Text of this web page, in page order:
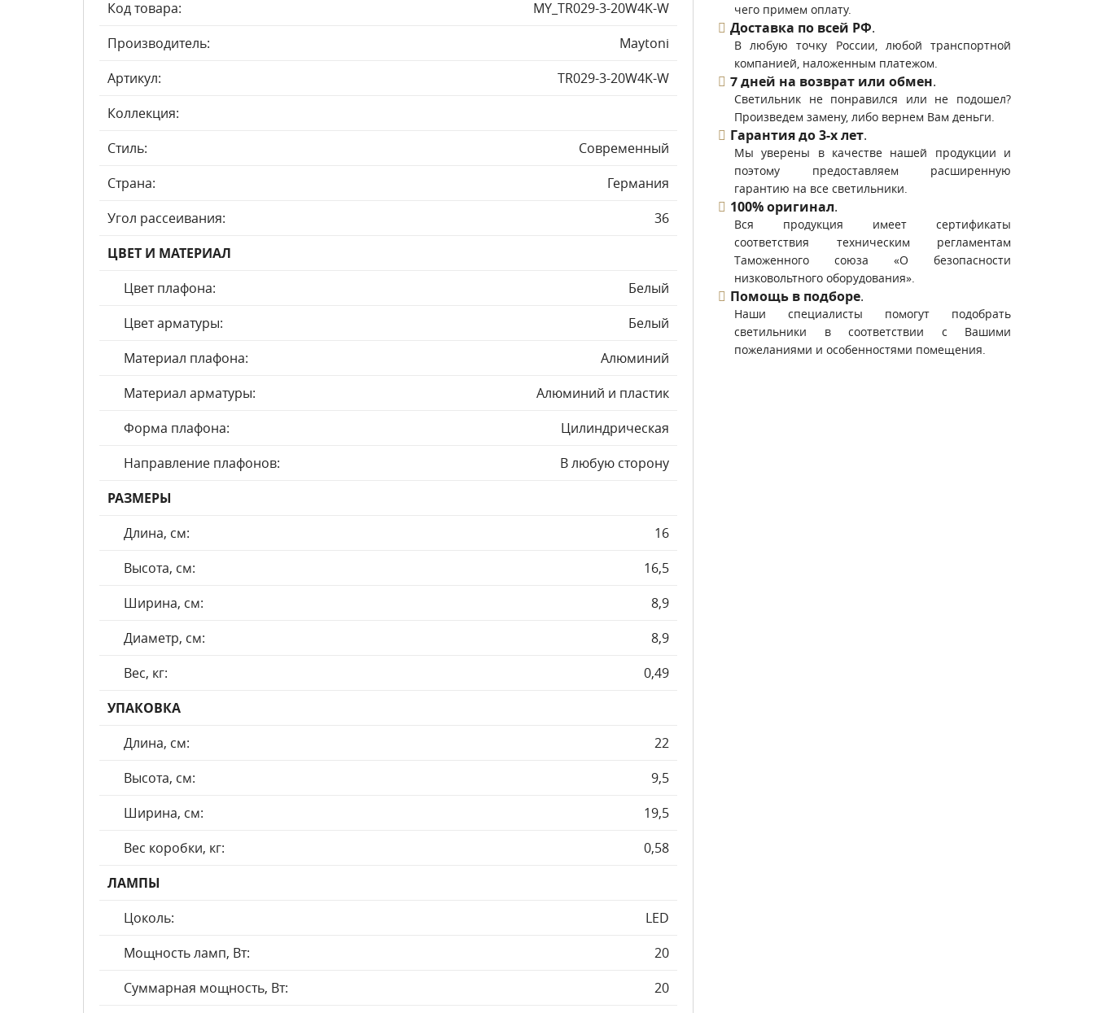
Код товара:
MY_TR029-3-20W4K-W
Производитель:
Maytoni
Артикул:
TR029-3-20W4K-W
Коллекция:
Стиль:
Современный
Страна:
Германия
Угол рассеивания:
36
ЦВЕТ И МАТЕРИАЛ
Цвет плафона:
Белый
Цвет арматуры:
Белый
Материал плафона:
Алюминий
Материал арматуры:
Алюминий и пластик
Форма плафона:
Цилиндрическая
Направление плафонов:
В любую сторону
РАЗМЕРЫ
Длина, см:
16
Высота, см:
16,5
Ширина, см:
8,9
Диаметр, см:
8,9
Вес, кг:
0,49
УПАКОВКА
Длина, см:
22
Высота, см:
9,5
Ширина, см:
19,5
Вес коробки, кг:
0,58
ЛАМПЫ
Цоколь:
LED
Мощность ламп, Вт:
20
Суммарная мощность, Вт:
20
чего примем оплату.
Доставка по всей РФ.
В любую точку России, любой транспортной
компанией, наложенным платежом.
7 дней на возврат или обмен.
Светильник не понравился или не подошел?
Произведем замену, либо вернем Вам деньги.
Гарантия до 3-х лет.
Мы уверены в качестве нашей продукции и
поэтому предоставляем расширенную
гарантию на все светильники.
100% оригинал.
Вся продукция имеет сертификаты
соответствия техническим регламентам
Таможенного союза «О безопасности
низковольтного оборудования».
Помощь в подборе.
Наши специалисты помогут подобрать
светильники в соответствии с Вашими
пожеланиями и особенностями помещения.